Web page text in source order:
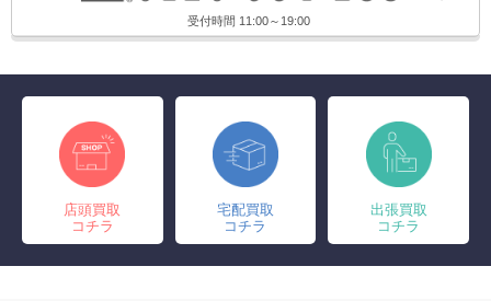
受付時間 11:00～19:00
店頭買取
コチラ
宅配買取
コチラ
出張買取
コチラ